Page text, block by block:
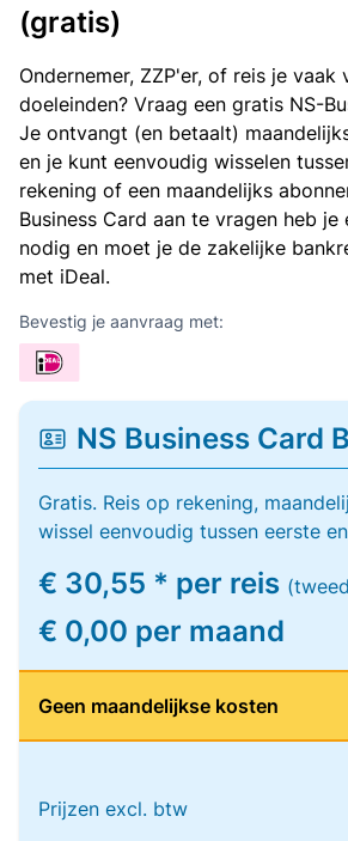
(gratis)
Ondernemer, ZZP'er, of reis je vaak
doeleinden? Vraag een gratis NS-
Je ontvangt (en betaalt)
en je kunt eenvoudig wisselen
rekening of een maandelijks
Business Card aan te vragen heb je
nodig en moet je de zakelijke
met iDeal.
Bevestig je aanvraag met:
NS Business Card
Gratis. Reis op rekening,
wissel eenvoudig tussen eerste
€ 30,55 * per reis
€ 0,00 per maand
Geen maandelijkse kosten
Prijzen excl. btw